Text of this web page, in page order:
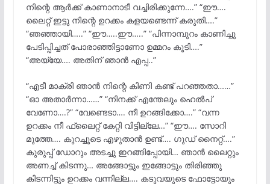
നിന്റെ ആർക്ക് കാണാനാടീ വച്ചിരിക്കുന്നേ….” “ഈ….
ലൈറ്റ് ഇട്ടു നിന്റെ ഉറക്കം കളയണ്ടെന്ന് കരുതി….”
“ഞഞ്ഞായി…..” “ഈ…..ഈ…..” “പിന്നാമ്പുറം കാണിച്ചു
പേടിപ്പിച്ചത് പോരാഞ്ഞിട്ടാണോ ഉമ്മറം കൂടി….”
“അയ്യേ…. അതിന് ഞാൻ എപ്പ..”
“എടീ മാക്രി ഞാൻ നിന്റെ കിണി കണ്ട് പറഞ്ഞതാ……”
“ഓ അതാർന്നാ……” “നിനക്ക് എന്തേലും ഹെൽപ്
വേണോ….?” “വേണ്ടെടാ…. നീ ഉറങ്ങിക്കോ….” “വന്ന
ഉറക്കം നീ ഫ്ലൈറ്റ് കേറ്റി വിട്ടില്ലേ…” “ഈ…. സോറി
മുത്തേ…. കുറച്ചൂടെ എഴുതാൻ ഉണ്ട്…. ഗുഡ് നൈറ്റ്….”
കുരുപ്പ് ഡോറും അടച്ചു ഇറങ്ങിപ്പോയി… ഞാൻ ലൈറ്റും
അണച്ച് കിടന്നു… അങ്ങോട്ടും ഇങ്ങോട്ടും തിരിഞ്ഞു
കിടന്നിട്ടും ഉറക്കം വന്നില്ല…. കടുവയുടെ ഫോട്ടോയും